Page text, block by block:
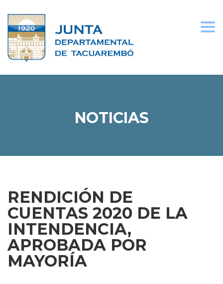
NOTICIAS
RENDICIÓN DE
CUENTAS 2020 DE LA
INTENDENCIA,
APROBADA POR
MAYORÍA